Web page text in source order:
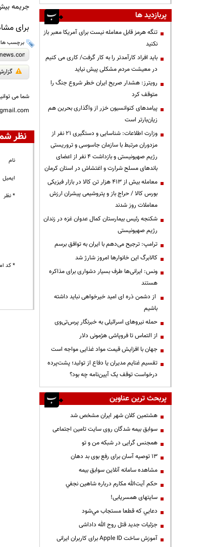
جریمه بیش از ۲۰۰ هزار دلاری را به حساب کنفدراسیون
برای
برچسب ها:
شما می
نظر
نام
ایمیل
* نظر
* کد
پربازدید ها
تنگه هرمز قابل معامله نیست برای آمریکا معبر باز
نکنید
باید افراد کارآمدتر را به کار گرفت/ کاری می کنیم
در معیشت مردم مشکلی پیش نیاید
رویترز: هشدار صریح ایران خطر شروع جنگ را
متوقف کرد
پیامدهای کنوانسیون خزر از واگذاری بحرین هم
زیان‌بارتر است
وزارت اطلاعات: شناسایی و دستگیری ۲۱ نفر از
مزدوران مرتبط با سازمان جاسوسی و تروریستی
رژیم صهیونیستی و بازداشت ۴ نفر از اعضای
باندهای مسلح شرارت و اغتشاش در استان کرمان
معامله بیش از ۴۱۳ هزار تن کالا در بازار فیزیکی
بورس کالا / حراج باز و پتروشیمی پیشران ارزش
معاملات روز شدند
شکنجه رئیس بیمارستان کمال عدوان غزه در زندان
رژیم صهیونیستی
ترامپ: ترجیح می‌دهم با ایران به توافق برسم
کالابرگ این خانوارها امروز شارژ شد
ونس: ایرانی‌ها طرف بسیار دشواری برای مذاکره
هستند
از دشمن ذره ای امید خیرخواهی نباید داشته
باشیم
حمله نیروهای اسرائیلی به خبرنگار پرس‌تی‌وی
از التماس تا فروپاشی هژمونی دلار
جهان با افزایش قیمت مواد غذایی مواجه است
تقسیم غنایم مدیران یا دفاع از تولید؛ پشت‌پرده
درخواست توقف یک آیین‌نامه چه بود؟
پربحث ترین عناوین
هشتمین کلان شهر ایران مشخص شد
سوابق بیمه شدگان روی سایت تامین اجتماعی
همجنس گرایی در شبکه من و تو
13 توصیه آسان برای رفع بوی بد دهان
مشاهده سامانه آنلاين سوابق بیمه
حكم آيت‌الله مكارم درباره شاهين نجفي
سایتهای همسریابی!
دعايي كه قطعا مستجاب مي‌شود
جزئیات جدید قتل روح الله داداشی
آموزش ساخت Apple ID برای کاربران ایرانی